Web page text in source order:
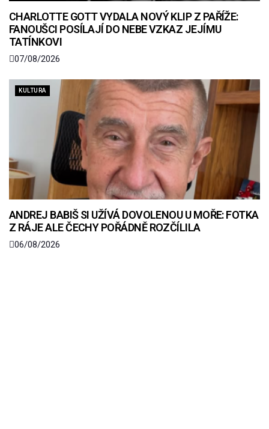
CHARLOTTE GOTT VYDALA NOVÝ KLIP Z PAŘÍŽE:
FANOUŠCI POSÍLAJÍ DO NEBE VZKAZ JEJÍMU
TATÍNKOVI
07/08/2026
KULTURA
ANDREJ BABIŠ SI UŽÍVÁ DOVOLENOU U MOŘE: FOTKA
Z RÁJE ALE ČECHY POŘÁDNĚ ROZČÍLILA
06/08/2026